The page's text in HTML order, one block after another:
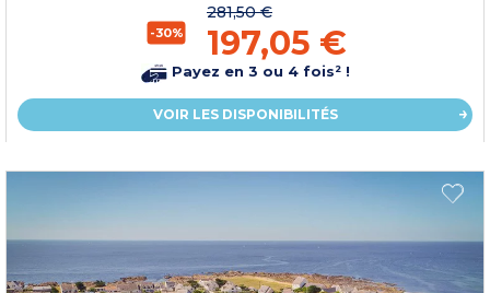
-30%
281,50 €
197,05 €
Payez en 3 ou 4 fois² !
VOIR LES DISPONIBILITÉS